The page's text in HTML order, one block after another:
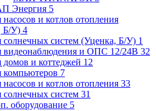
Энергия 5
и котлов отопления
Б/У) 4
систем (Уценка, Б/У) 1
и ОПС 12/24В 32
и коттеджей 12
7
и котлов отопления 33
систем 31
оборудование 5